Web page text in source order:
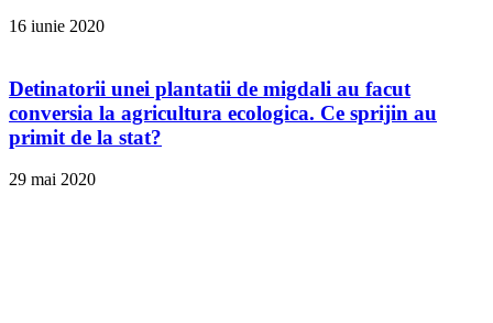
16 iunie 2020
Detinatorii unei plantatii de migdali au facut
conversia la agricultura ecologica. Ce sprijin au
primit de la stat?
29 mai 2020